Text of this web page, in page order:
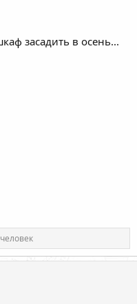
засадить в осень...